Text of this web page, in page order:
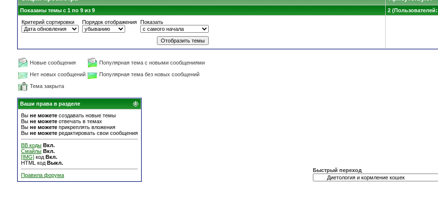
Показаны темы с 1 по 9 из 9
2 (Пользователей:
Критерий сортировки
Порядок отображения Показать
Новые сообщения
Популярная тема с новыми сообщениями
Нет новых сообщений
Популярная тема без новых сообщений
Тема закрыта
Ваши права в разделе
Вы не можете создавать новые темы
Вы не можете отвечать в темах
Вы не можете прикреплять вложения
Вы не можете редактировать свои сообщения
BB коды Вкл.
Смайлы Вкл.
[IMG] код Вкл.
HTML код Выкл.
Правила форума
Быстрый переход